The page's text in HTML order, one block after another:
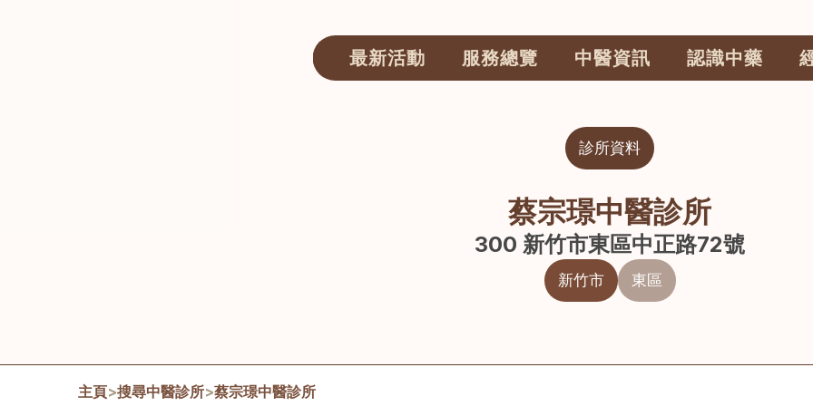
最新活動 服務總覽 中醫資訊 認識中藥
診所資料
蔡宗璟中醫診所
300 新竹市東區中正路72號
新竹市 東區
主頁>搜尋中醫診所>蔡宗璟中醫診所